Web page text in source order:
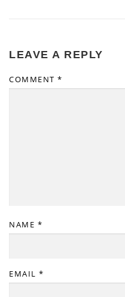
LEAVE A REPLY
COMMENT *
NAME *
EMAIL *